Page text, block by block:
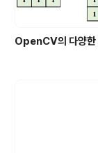
OpenCV의 다양한